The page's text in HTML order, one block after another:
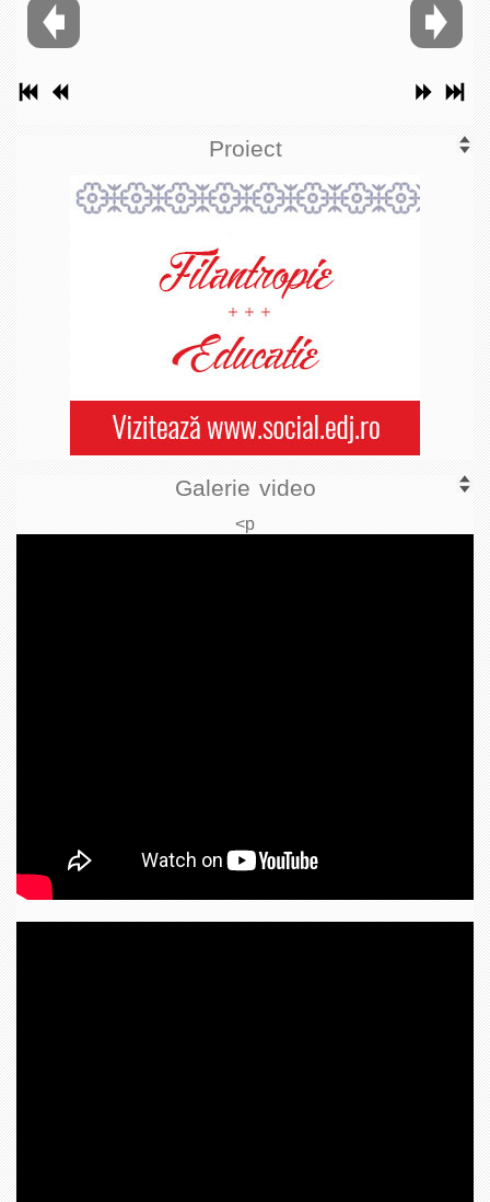
Proiect
Galerie video
<p